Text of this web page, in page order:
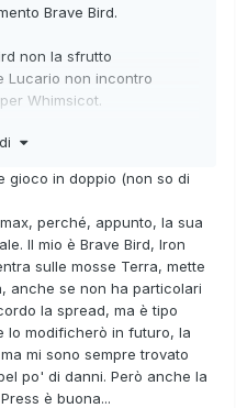
Brave Bird.
non la sfrutto
Lucario non incontro
Whimsicot.
con Iron Head? Vero
gioco in doppio (non so di
perché, appunto, la sua
Il mio è Brave Bird, Iron
sulle mosse Terra, mette
anche se non ha particolari
la spread, ma è tipo
lo modificherò in futuro, la
mi sono sempre trovato
po' di danni. Però anche la
è buona...